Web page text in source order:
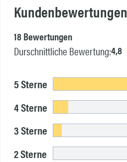
Kundenbewertungen
18 Bewertungen
Durschnittliche Bewertung:4,8
5 Sterne
4 Sterne
3 Sterne
2 Sterne